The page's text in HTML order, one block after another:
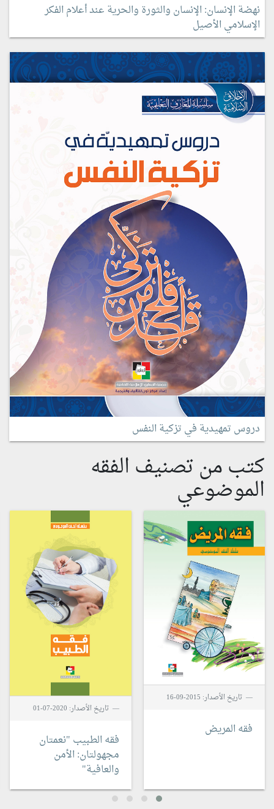
نهضة الإنسان: الإنسان والثورة والحرية عند أعلام الفكر
الإسلامي الأصيل
دروس تمهيدية في تزكية النفس
كتب من تصنيف الفقه
الموضوعي
تاريخ الأصدار: 2015-09-16
فقه المريض
تاريخ الأصدار: 2020-07-01
فقه الطبيب "نعمتان
مجهولتان: الأمن
والعافية"